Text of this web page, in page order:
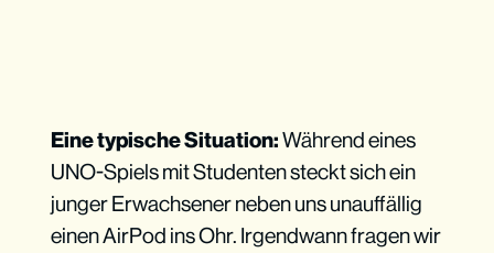
Eine typische Situation:Während eines
UNO-Spiels mit Studenten steckt sich ein
junger Erwachsener neben uns unauffällig
einen AirPod ins Ohr. Irgendwann fragen wir